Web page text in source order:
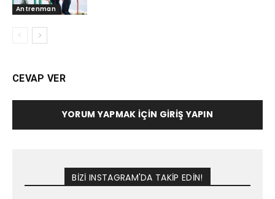
Antrenman
CEVAP VER
YORUM YAPMAK İÇIN GIRIŞ YAPIN
BİZİ INSTAGRAM'DA TAKİP EDİN!